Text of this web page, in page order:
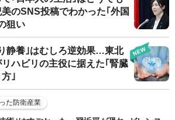
のSNS投稿でわかった｢外国
狙い
静養｣はむしろ逆効果…東北
ハビリの主役に据えた｢腎臓
｣
た防衛産業